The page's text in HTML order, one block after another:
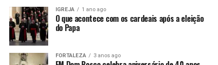
IGREJA 1 ano ago
O que acontece com os cardeais após a eleição
do Papa
FORTALEZA 3 anos ago